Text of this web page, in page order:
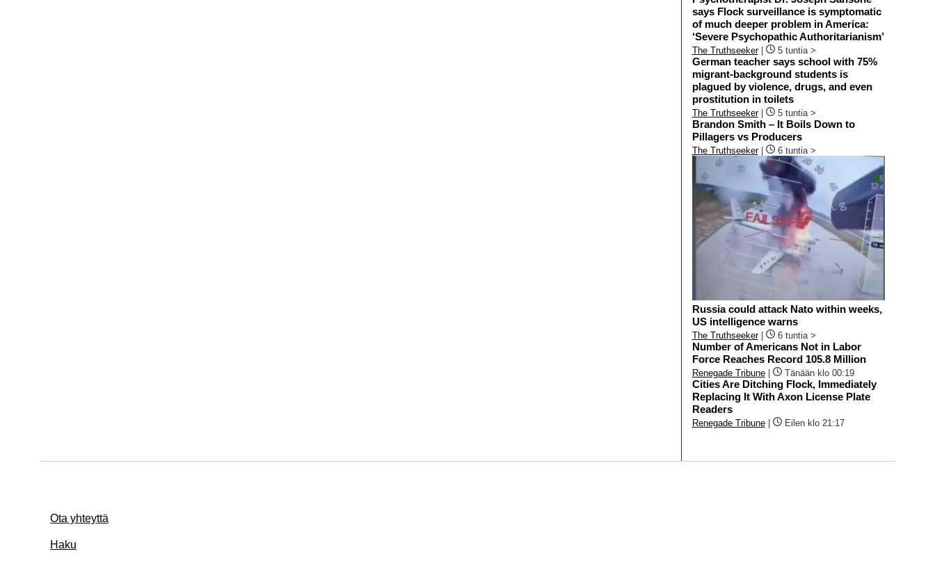
says Flock surveillance is symptomatic
of much deeper problem in America:
‘Severe Psychopathic Authoritarianism’
The Truthseeker| 5 tuntia >
German teacher says school with 75%
migrant-background students is
plagued by violence, drugs, and even
prostitution in toilets
The Truthseeker| 5 tuntia >
Brandon Smith – It Boils Down to
Pillagers vs Producers
The Truthseeker| 6 tuntia >
Russia could attack Nato within weeks,
US intelligence warns
The Truthseeker| 6 tuntia >
Number of Americans Not in Labor
Force Reaches Record 105.8 Million
Renegade Tribune| Tänään klo 00:19
Cities Are Ditching Flock, Immediately
Replacing It With Axon License Plate
Readers
Renegade Tribune| Eilen klo 21:17
Ota yhteyttä
Haku